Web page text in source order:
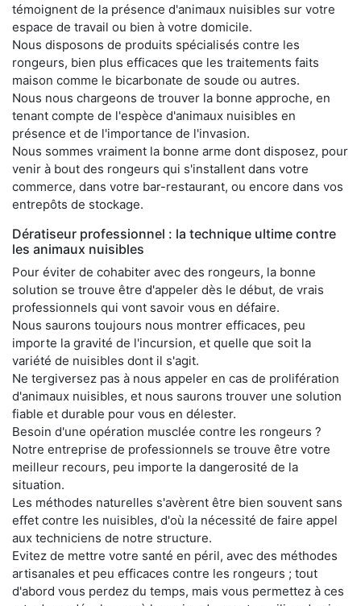
témoignent de la présence d'animaux nuisibles sur votre
espace de travail ou bien à votre domicile.
Nous disposons de produits spécialisés contre les
rongeurs, bien plus efficaces que les traitements faits
maison comme le bicarbonate de soude ou autres.
Nous nous chargeons de trouver la bonne approche, en
tenant compte de l'espèce d'animaux nuisibles en
présence et de l'importance de l'invasion.
Nous sommes vraiment la bonne arme dont disposez, pour
venir à bout des rongeurs qui s'installent dans votre
commerce, dans votre bar-restaurant, ou encore dans vos
entrepôts de stockage.
Dératiseur professionnel : la technique ultime contre
les animaux nuisibles
Pour éviter de cohabiter avec des rongeurs, la bonne
solution se trouve être d'appeler dès le début, de vrais
professionnels qui vont savoir vous en défaire.
Nous saurons toujours nous montrer efficaces, peu
importe la gravité de l'incursion, et quelle que soit la
variété de nuisibles dont il s'agit.
Ne tergiversez pas à nous appeler en cas de prolifération
d'animaux nuisibles, et nous saurons trouver une solution
fiable et durable pour vous en délester.
Besoin d'une opération musclée contre les rongeurs ?
Notre entreprise de professionnels se trouve être votre
meilleur recours, peu importe la dangerosité de la
situation.
Les méthodes naturelles s'avèrent être bien souvent sans
effet contre les nuisibles, d'où la nécessité de faire appel
aux techniciens de notre structure.
Evitez de mettre votre santé en péril, avec des méthodes
artisanales et peu efficaces contre les rongeurs ; tout
d'abord vous perdez du temps, mais vous permettez à ces